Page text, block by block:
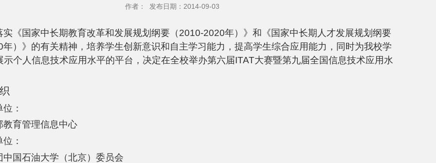
作者： 发布日期：2014-09-03
实《国家中长期教育改革和发展规划纲要（2010-2020年）》和《国家中长期人才发展规划纲要
）》的有关精神，培养学生创新意识和自主学习能力，提高学生综合应用能力，同时为我校学
示个人信息技术应用水平的平台，决定在全校举办第六届ITAT大赛暨第九届全国信息技术应用水
：
教育管理信息中心
：
中国石油大学（北京）委员会